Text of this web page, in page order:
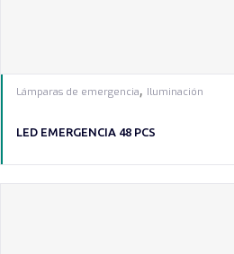
Lámparas de emergencia, Iluminación
LED EMERGENCIA 48 PCS